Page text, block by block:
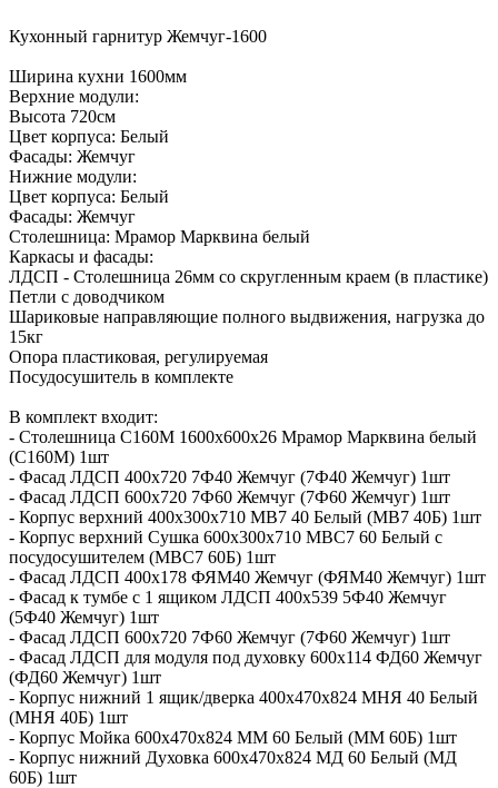
Кухонный гарнитур Жемчуг-1600
Ширина кухни 1600мм
Верхние модули:
Высота 720см
Цвет корпуса: Белый
Фасады: Жемчуг
Нижние модули:
Цвет корпуса: Белый
Фасады: Жемчуг
Столешница: Мрамор Марквина белый
Каркасы и фасады:
ЛДСП - Столешница 26мм со скругленным краем (в пластике)
Петли с доводчиком
Шариковые направляющие полного выдвижения, нагрузка до
15кг
Опора пластиковая, регулируемая
Посудосушитель в комплекте
В комплект входит:
- Столешница С160М 1600х600х26 Мрамор Марквина белый
(С160М) 1шт
- Фасад ЛДСП 400х720 7Ф40 Жемчуг (7Ф40 Жемчуг) 1шт
- Фасад ЛДСП 600х720 7Ф60 Жемчуг (7Ф60 Жемчуг) 1шт
- Корпус верхний 400х300х710 МВ7 40 Белый (МВ7 40Б) 1шт
- Корпус верхний Сушка 600х300х710 МВС7 60 Белый с
посудосушителем (МВС7 60Б) 1шт
- Фасад ЛДСП 400x178 ФЯМ40 Жемчуг (ФЯМ40 Жемчуг) 1шт
- Фасад к тумбе с 1 ящиком ЛДСП 400х539 5Ф40 Жемчуг
(5Ф40 Жемчуг) 1шт
- Фасад ЛДСП 600х720 7Ф60 Жемчуг (7Ф60 Жемчуг) 1шт
- Фасад ЛДСП для модуля под духовку 600x114 ФД60 Жемчуг
(ФД60 Жемчуг) 1шт
- Корпус нижний 1 ящик/дверка 400х470х824 МНЯ 40 Белый
(МНЯ 40Б) 1шт
- Корпус Мойка 600х470х824 ММ 60 Белый (ММ 60Б) 1шт
- Корпус нижний Духовка 600х470х824 МД 60 Белый (МД
60Б) 1шт